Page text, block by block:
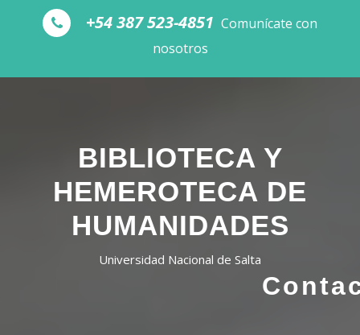
Skip to the content
+54 387 523-4851 Comunícate con
nosotros
BIBLIOTECA Y
HEMEROTECA DE
HUMANIDADES
Universidad Nacional de Salta